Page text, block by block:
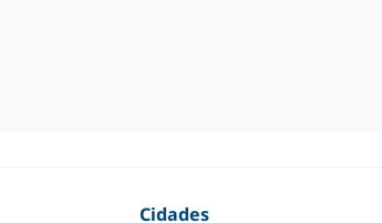
Cidades